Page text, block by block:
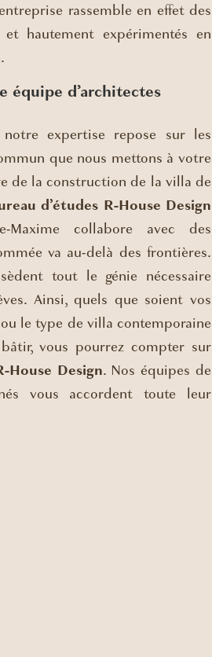
rassemble en effet des
et hautement expérimentés en
équipe d’architectes
notre expertise repose sur les
que nous mettons à votre
de la construction de la villa de
d’études R-House Design
Maxime collabore avec des
va au-delà des frontières.
tout le génie nécessaire
Ainsi, quels que soient vos
le type de villa contemporaine
vous pourrez compter sur
House Design. Nos équipes de
vous accordent toute leur